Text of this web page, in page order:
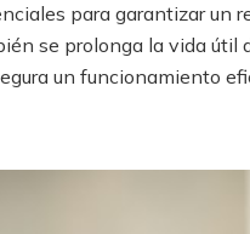
para garantizar
se prolonga la vida
un funcionamiento